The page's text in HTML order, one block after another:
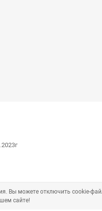
Вы можете отключить cookie-
сайте!